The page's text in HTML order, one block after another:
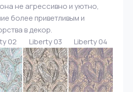
не агрессивно и уютно,
более приветливым и
в декор.
02 Liberty 03 Liberty 04